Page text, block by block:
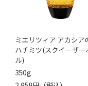
ミエリツィア アカシア
ハチミツ(スクイーザー
ル)
350g